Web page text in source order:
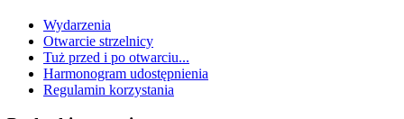
Wydarzenia
Otwarcie strzelnicy
Tuż przed i po otwarciu...
Harmonogram udostępnienia
Regulamin korzystania